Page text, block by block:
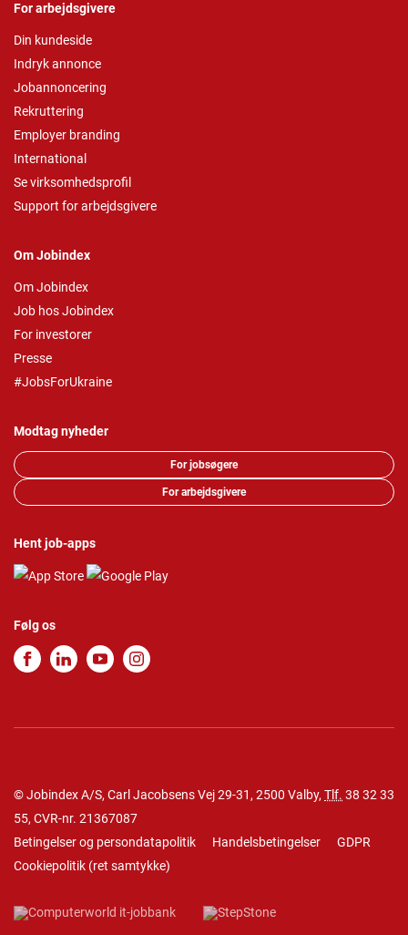
For arbejdsgivere
Din kundeside
Indryk annonce
Jobannoncering
Rekruttering
Employer branding
International
Se virksomhedsprofil
Support for arbejdsgivere
Om Jobindex
Om Jobindex
Job hos Jobindex
For investorer
Presse
#JobsForUkraine
Modtag nyheder
For jobsøgere
For arbejdsgivere
Hent job-apps
Følg os
© Jobindex A/S, Carl Jacobsens Vej 29-31, 2500 Valby, Tlf. 38 32 33
55, CVR-nr. 21367087
Betingelser og persondatapolitik
Handelsbetingelser
GDPR
Cookiepolitik (ret samtykke)